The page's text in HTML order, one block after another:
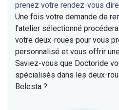
prenez votre rendez-vous
Une fois votre demande de
l'atelier sélectionné
votre deux-roues pour vous
personnalisé et vous offrir
Saviez-vous que Doctoride
spécialisés dans les deux-
Belesta ?